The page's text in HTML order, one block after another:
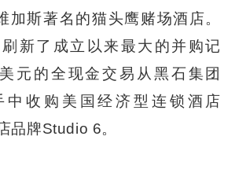
加斯著名的猫头鹰赌场酒店。
新了成立以来最大的并购记
元的全现金交易从黑石集团
中收购美国经济型连锁酒店
品牌Studio 6。